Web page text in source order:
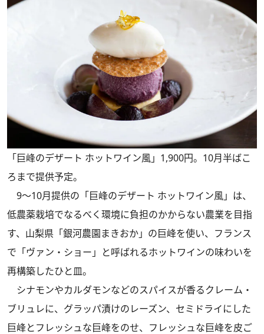
「巨峰のデザート ホットワイン風」1,900円。10月半ばこ
ろまで提供予定。
9～10月提供の「巨峰のデザート ホットワイン風」は、
低農薬栽培でなるべく環境に負担のかからない農業を目指
す、山梨県「銀河農園まきおか」の巨峰を使い、フランス
で「ヴァン・ショー」と呼ばれるホットワインの味わいを
再構築したひと皿。
シナモンやカルダモンなどのスパイスが香るクレーム・
ブリュレに、グラッパ漬けのレーズン、セミドライにした
巨峰とフレッシュな巨峰をのせ、フレッシュな巨峰を皮ご